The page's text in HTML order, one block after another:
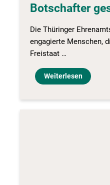
Botschafter
Die Thüringer
engagierte Menschen,
Freistaat …
Weiterlesen